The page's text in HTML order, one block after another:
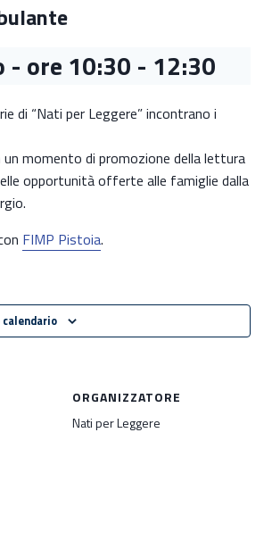
- ore 10:30 - 12:30
di “Nati per Leggere” incontrano i
momento di promozione della lettura
opportunità offerte alle famiglie dalla
FIMP Pistoia.
ORGANIZZATORE
Nati per Leggere